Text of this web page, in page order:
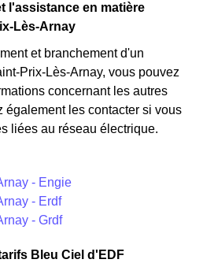
l'assistance en matière
Lès-Arnay
et branchement d'un
Prix-Lès-Arnay, vous pouvez
concernant les autres
également les contacter si vous
liées au réseau électrique.
- Engie
- Erdf
- Grdf
Bleu Ciel d'EDF